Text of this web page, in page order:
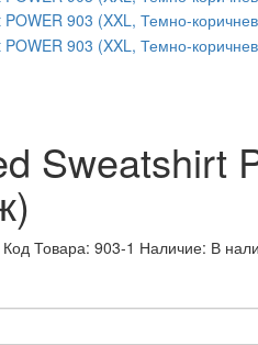
Sweatshirt
Код Товара: 903-1 Наличие: В